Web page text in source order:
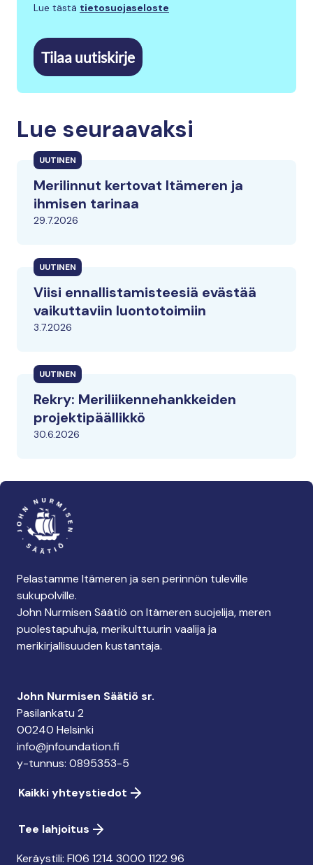
Lue tästä tietosuojaseloste
Tilaa uutiskirje
Lue seuraavaksi
UUTINEN
Merilinnut kertovat Itämeren ja
ihmisen tarinaa
29.7.2026
UUTINEN
Viisi ennallistamisteesiä evästää
vaikuttaviin luontotoimiin
3.7.2026
UUTINEN
Rekry: Meriliikennehankkeiden
projektipäällikkö
30.6.2026
Pelastamme Itämeren ja sen perinnön tuleville
sukupolville.
John Nurmisen Säätiö on Itämeren suojelija, meren
puolestapuhuja, merikulttuurin vaalija ja
merikirjallisuuden kustantaja.
John Nurmisen Säätiö sr.
Pasilankatu 2
00240 Helsinki
info@jnfoundation.fi
y-tunnus: 0895353-5
Kaikki yhteystiedot
Tee lahjoitus
Keräystili: FI06 1214 3000 1122 96